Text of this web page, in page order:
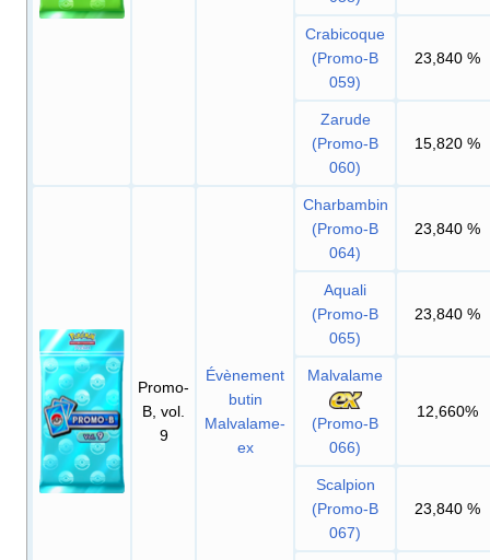
Crabicoque
(Promo-B
059)
23,840 %
Zarude
(Promo-B
060)
15,820 %
Promo-
B, vol.
9
Évènement
butin
Malvalame-
ex
Charbambin
(Promo-B
064)
23,840 %
Aquali
(Promo-B
065)
23,840 %
Malvalame
(Promo-B
066)
12,660%
Scalpion
(Promo-B
067)
23,840 %